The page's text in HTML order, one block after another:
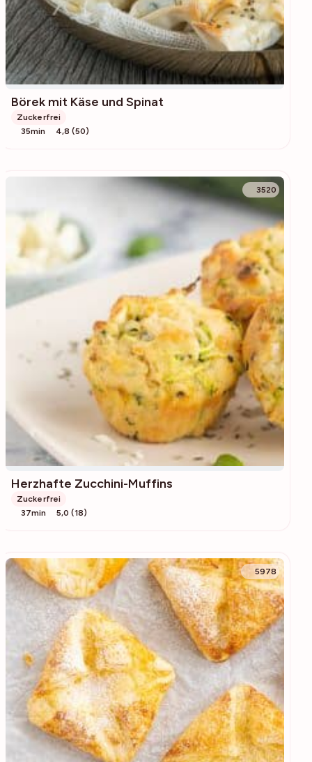
Börek mit Käse und Spinat
Zuckerfrei
35min
4,8 (50)
3520
Herzhafte Zucchini-Muffins
Zuckerfrei
37min
5,0 (18)
5978